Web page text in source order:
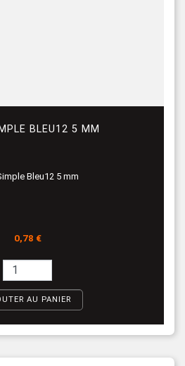
BLEU12 5 MM
Bleu12 5 mm
Prix
0,78 €
AU PANIER